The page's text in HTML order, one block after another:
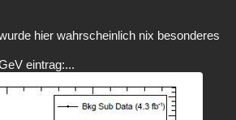
hier wahrscheinlich nix besonderes
eintrag:...